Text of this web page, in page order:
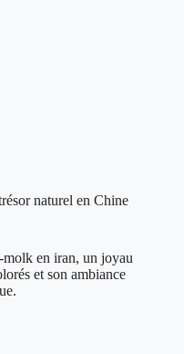
naturel en Chine